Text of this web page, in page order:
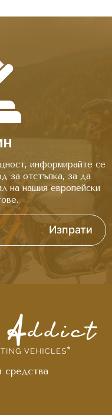
информирайте се
за отстъпка, за да
на нашия европейски
Изпрати
средства